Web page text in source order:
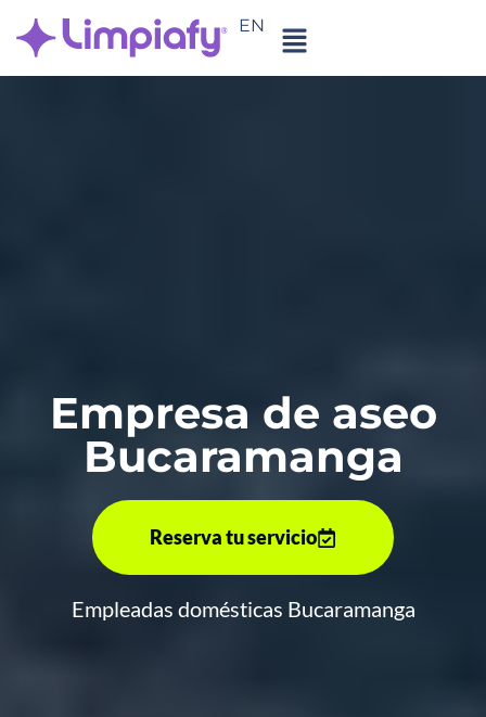
EN
Empresa de aseo
Bucaramanga
Reserva tu servicio
Empleadas domésticas Bucaramanga